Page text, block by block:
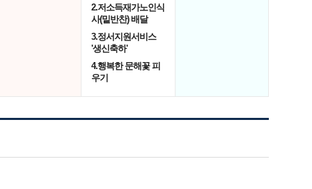
2.저소득재가노인식
사(밑반찬) 배달
3.정서지원서비스
'생신축하'
4.행복한 문해꽃 피
우기